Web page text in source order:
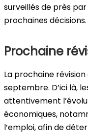
surveillés de près
prochaines décisions.
Prochaine
La prochaine
septembre. D’ici là,
attentivement
économiques,
l’emploi, afin de